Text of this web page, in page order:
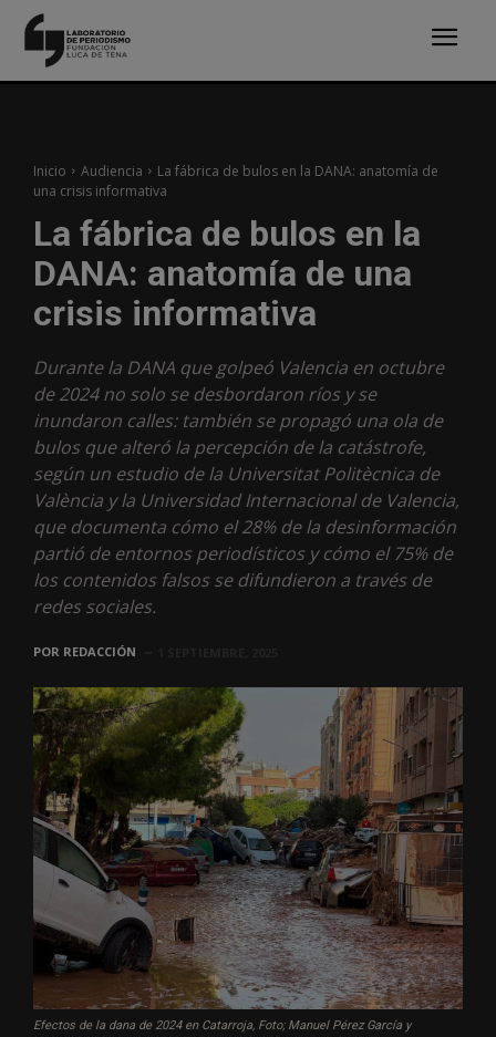
Inicio Audiencia
La fábrica de bulos en la DANA: anatomía de
una crisis informativa
La fábrica de bulos en la
DANA: anatomía de una
crisis informativa
Durante la DANA que golpeó Valencia en octubre
de 2024 no solo se desbordaron ríos y se
inundaron calles: también se propagó una ola de
bulos que alteró la percepción de la catástrofe,
según un estudio de la Universitat Politècnica de
València y la Universidad Internacional de Valencia,
que documenta cómo el 28% de la desinformación
partió de entornos periodísticos y cómo el 75% de
los contenidos falsos se difundieron a través de
redes sociales.
POR REDACCIÓN
Efectos de la dana de 2024 en Catarroja, Foto; Manuel Pérez García y